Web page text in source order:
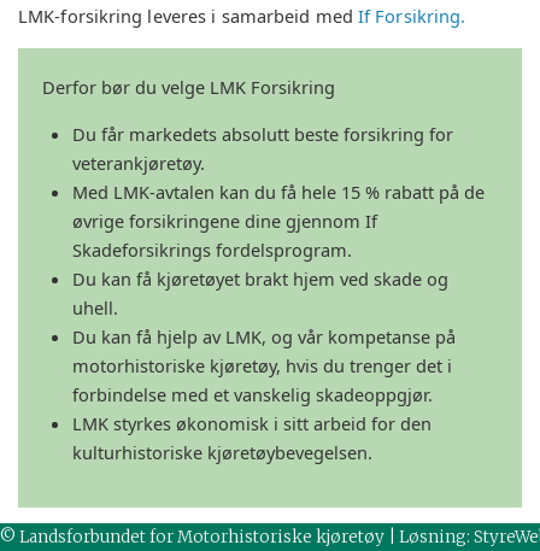
LMK-forsikring leveres i samarbeid med If Forsikring.
Derfor bør du velge LMK Forsikring
Du får markedets absolutt beste forsikring for
veterankjøretøy.
Med LMK-avtalen kan du få hele 15 % rabatt på de
øvrige forsikringene dine gjennom If
Skadeforsikrings fordelsprogram.
Du kan få kjøretøyet brakt hjem ved skade og
uhell.
Du kan få hjelp av LMK, og vår kompetanse på
motorhistoriske kjøretøy, hvis du trenger det i
forbindelse med et vanskelig skadeoppgjør.
LMK styrkes økonomisk i sitt arbeid for den
kulturhistoriske kjøretøybevegelsen.
Kombinasjonen mellom pris, service og skadebehandling
© Landsforbundet for Motorhistoriske kjøretøy | Løsning: